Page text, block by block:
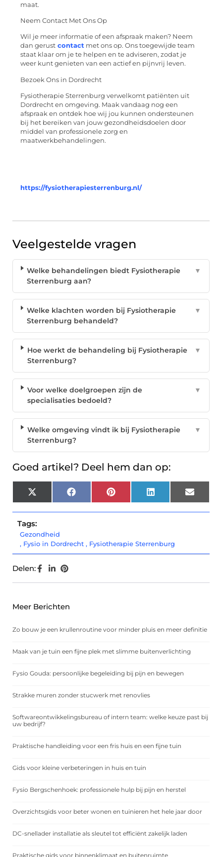
maat.
Neem Contact Met Ons Op
Wil je meer informatie of een afspraak maken? Neem
dan gerust contact met ons op. Ons toegewijde team
staat klaar om je te helpen en te adviseren, zodat je
weer kunt genieten van een actief en pijnvrij leven.
Bezoek Ons in Dordrecht
Fysiotherapie Sterrenburg verwelkomt patiënten uit
Dordrecht en omgeving. Maak vandaag nog een
afspraak en ontdek hoe wij jou kunnen ondersteunen
bij het bereiken van jouw gezondheidsdoelen door
middel van professionele zorg en
maatwerkbehandelingen.
https://fysiotherapiesterrenburg.nl/
Veelgestelde vragen
Welke behandelingen biedt Fysiotherapie
Sterrenburg aan?
▼
Welke klachten worden bij Fysiotherapie
Sterrenburg behandeld?
▼
Hoe werkt de behandeling bij Fysiotherapie
Sterrenburg?
▼
Voor welke doelgroepen zijn de
specialisaties bedoeld?
▼
Welke omgeving vindt ik bij Fysiotherapie
Sterrenburg?
▼
Goed artikel? Deel hem dan op:
X
(Twitter)
Facebook Pinterest LinkedIn Email
Tags:
Gezondheid
, Fysio in Dordrecht , Fysiotherapie Sterrenburg
Delen:
Meer Berichten
Zo bouw je een krullenroutine voor minder pluis en meer definitie
Maak van je tuin een fijne plek met slimme buitenverlichting
Fysio Gouda: persoonlijke begeleiding bij pijn en bewegen
Strakke muren zonder stucwerk met renovlies
Softwareontwikkelingsbureau of intern team: welke keuze past bij
uw bedrijf?
Praktische handleiding voor een fris huis en een fijne tuin
Gids voor kleine verbeteringen in huis en tuin
Fysio Bergschenhoek: professionele hulp bij pijn en herstel
Overzichtsgids voor beter wonen en tuinieren het hele jaar door
DC-snellader installatie als sleutel tot efficiënt zakelijk laden
Praktische gids voor binnenklimaat en buitenruimte